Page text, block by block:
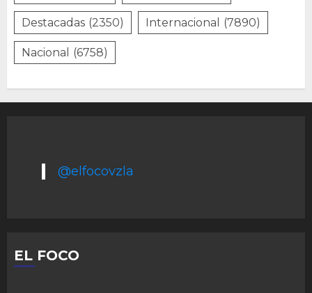
Destacadas (2350) Internacional (7890)
Nacional (6758)
@elfocovzla
EL FOCO